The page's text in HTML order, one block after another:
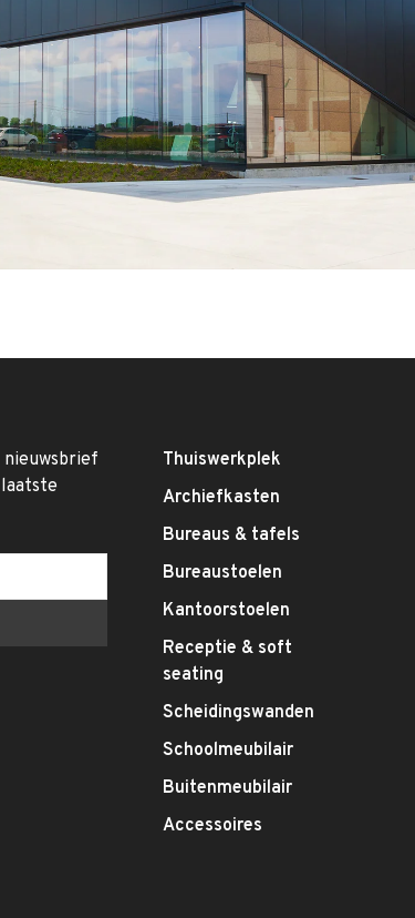
nieuwsbrief
Thuiswerkplek
Archiefkasten
Bureaus & tafels
Bureaustoelen
Kantoorstoelen
Receptie & soft
seating
Scheidingswanden
Schoolmeubilair
Buitenmeubilair
Accessoires